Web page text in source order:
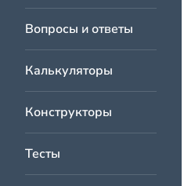
Вопросы и ответы
Калькуляторы
Конструкторы
Тесты